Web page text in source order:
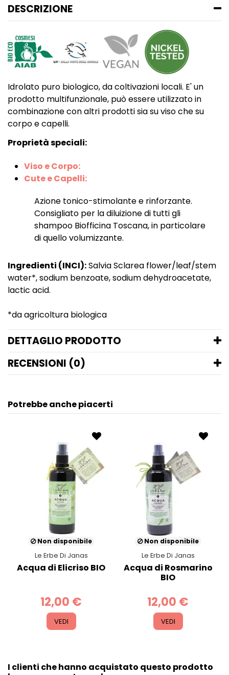
DESCRIZIONE
Idrolato puro biologico, da coltivazioni locali. E' un
prodotto multifunzionale, può essere utilizzato in
combinazione con altri prodotti sia su viso che su
corpo e capelli.
Proprietà speciali:
Viso e Corpo:
Cute e Capelli:
Azione tonico-stimolante e rinforzante.
Consigliato per la diluizione di tutti gli
shampoo Biofficina Toscana, in particolare
di quello volumizzante.
Ingredienti (INCI):Salvia Sclarea flower/leaf/stem
water*, sodium benzoate, sodium dehydroacetate,
lactic acid.
*da agricoltura biologica
DETTAGLIO PRODOTTO
RECENSIONI (0)
Potrebbe anche piacerti
Non disponibile
Le Erbe Di Janas
Acqua di Elicriso BIO
12,00 €
VEDI
Non disponibile
Le Erbe Di Janas
Acqua di Rosmarino
BIO
12,00 €
VEDI
I clienti che hanno acquistato questo prodotto